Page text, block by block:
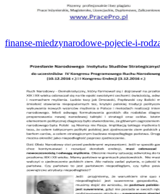
finanse-miedzynarodowe-pojecie-i-